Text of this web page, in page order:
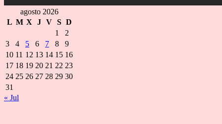
agosto 2026
L M X J V S D
1
2
3
4 5 6 7 8
9
10 11 12 13 14 15 16
17 18 19 20 21 22 23
24 25 26 27 28 29 30
31
« Jul